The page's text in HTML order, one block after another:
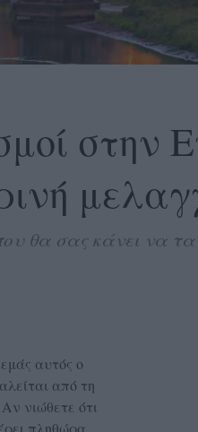
στην
θα σας κάνει να
αυτός ο
από τη
νιώθετε ότι
πληθώρα